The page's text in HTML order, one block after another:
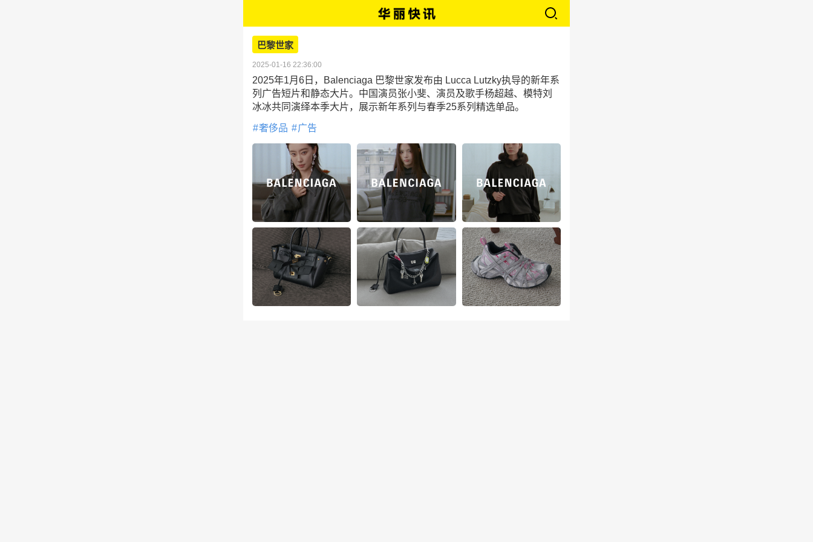
巴黎世家
2025-01-16 22:36:00
2025年1月6日，Balenciaga 巴黎世家发布由 Lucca Lutzky执导的新年系
列广告短片和静态大片。中国演员张小斐、演员及歌手杨超越、模特刘
冰冰共同演绎本季大片，展示新年系列与春季25系列精选单品。
奢侈品 广告